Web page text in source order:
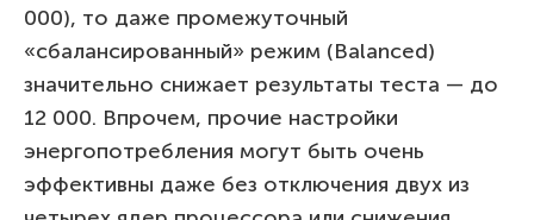
000), то даже промежуточный
«сбалансированный» режим (Balanced)
значительно снижает результаты теста — до
12 000. Впрочем, прочие настройки
энергопотребления могут быть очень
эффективны даже без отключения двух из